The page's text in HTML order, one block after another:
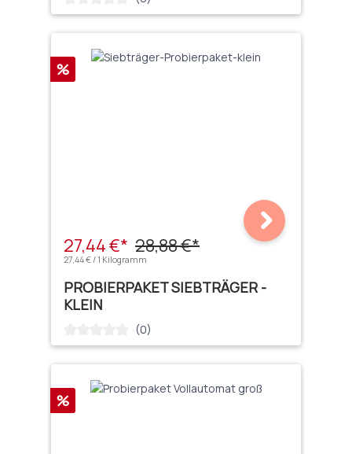
Rabatt
%
27,44 €* 28,88 €*
27,44 € / 1 Kilogramm
PROBIERPAKET SIEBTRÄGER -
KLEIN
Durchschnittliche Bewertung von 0 von 5 Sternen
(0)
Rabatt
%